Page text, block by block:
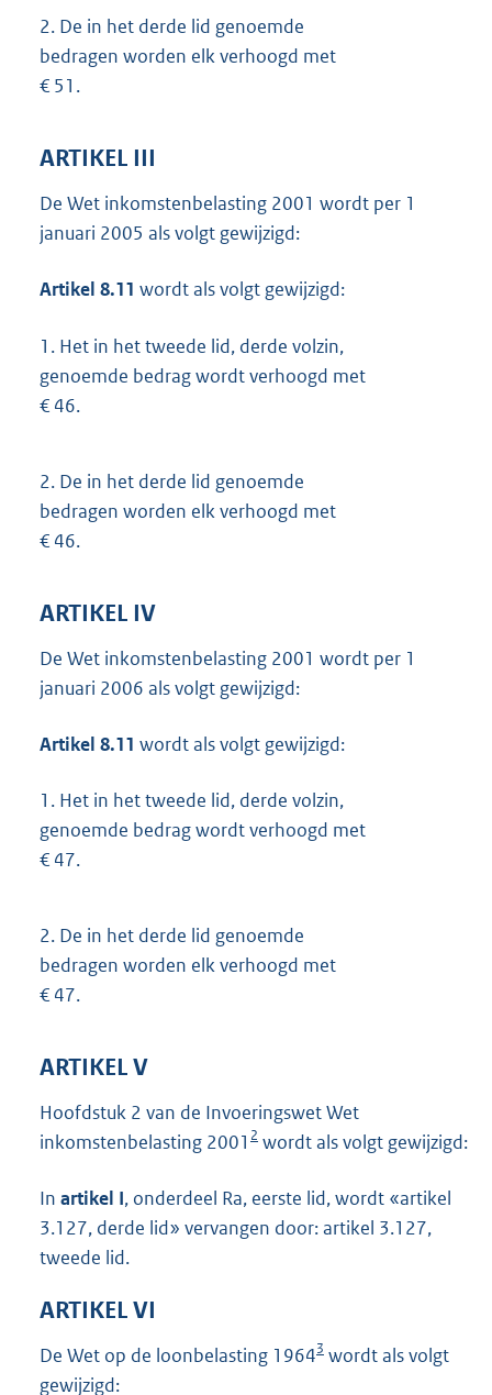
2. De in het derde lid genoemde
bedragen worden elk verhoogd met
€ 51.
ARTIKEL III
De Wet inkomstenbelasting 2001 wordt per 1
januari 2005 als volgt gewijzigd:
Artikel 8.11 wordt als volgt gewijzigd:
1. Het in het tweede lid, derde volzin,
genoemde bedrag wordt verhoogd met
€ 46.
2. De in het derde lid genoemde
bedragen worden elk verhoogd met
€ 46.
ARTIKEL IV
De Wet inkomstenbelasting 2001 wordt per 1
januari 2006 als volgt gewijzigd:
Artikel 8.11 wordt als volgt gewijzigd:
1. Het in het tweede lid, derde volzin,
genoemde bedrag wordt verhoogd met
€ 47.
2. De in het derde lid genoemde
bedragen worden elk verhoogd met
€ 47.
ARTIKEL V
Hoofdstuk 2 van de Invoeringswet Wet
inkomstenbelasting 2001 2 wordt als volgt gewijzigd:
In artikel I, onderdeel Ra, eerste lid, wordt «artikel
3.127, derde lid» vervangen door: artikel 3.127,
tweede lid.
ARTIKEL VI
De Wet op de loonbelasting 19643 wordt als volgt
gewijzigd: